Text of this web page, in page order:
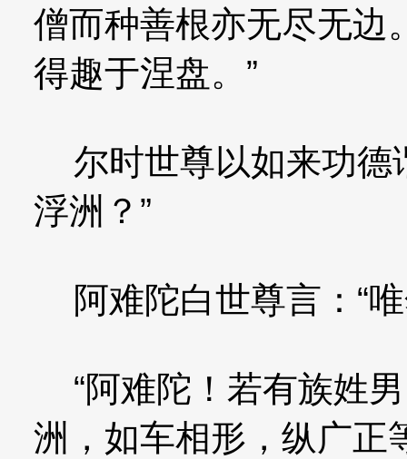
僧而种善根亦无尽无边
得趣于涅盘。”
尔时世尊以如来功德
浮洲？”
阿难陀白世尊言：“唯
“阿难陀！若有族姓
洲，如车相形，纵广正